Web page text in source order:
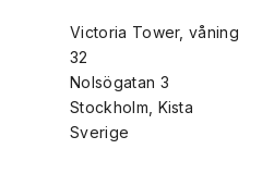
Victoria Tower, våning
32
Nolsögatan 3
Stockholm, Kista
Sverige